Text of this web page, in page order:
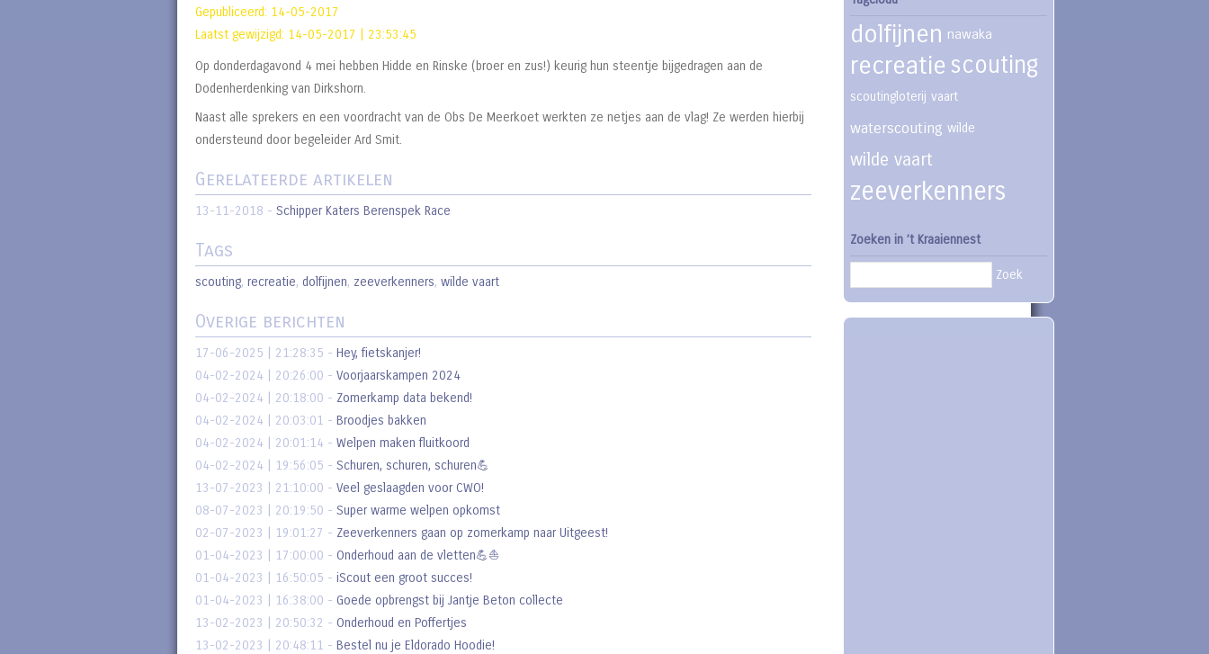
Gepubliceerd: 14-05-2017
Laatst gewijzigd: 14-05-2017 | 23:53:45
Op donderdagavond 4 mei hebben Hidde en Rinske (broer en zus!) keurig hun steentje bijgedragen aan de
Dodenherdenking van Dirkshorn.
Naast alle sprekers en een voordracht van de Obs De Meerkoet werkten ze netjes aan de vlag! Ze werden hierbij
ondersteund door begeleider Ard Smit.
Gerelateerde artikelen
13-11-2018 - Schipper Katers Berenspek Race
Tags
scouting, recreatie, dolfijnen, zeeverkenners, wilde vaart
Overige berichten
17-06-2025 | 21:28:35 - Hey, fietskanjer!
04-02-2024 | 20:26:00 - Voorjaarskampen 2024
04-02-2024 | 20:18:00 - Zomerkamp data bekend!
04-02-2024 | 20:03:01 - Broodjes bakken
04-02-2024 | 20:01:14 - Welpen maken fluitkoord
04-02-2024 | 19:56:05 - Schuren, schuren, schuren💪
13-07-2023 | 21:10:00 - Veel geslaagden voor CWO!
08-07-2023 | 20:19:50 - Super warme welpen opkomst
02-07-2023 | 19:01:27 - Zeeverkenners gaan op zomerkamp naar Uitgeest!
01-04-2023 | 17:00:00 - Onderhoud aan de vletten💪⛵️
01-04-2023 | 16:50:05 - iScout een groot succes!
01-04-2023 | 16:38:00 - Goede opbrengst bij Jantje Beton collecte
13-02-2023 | 20:50:32 - Onderhoud en Poffertjes
13-02-2023 | 20:48:11 - Bestel nu je Eldorado Hoodie!
dolfijnen nawaka
recreatie scouting
scoutingloterij vaart
waterscouting wilde
wilde vaart
zeeverkenners
Zoeken in ’t Kraaiennest
Zoek